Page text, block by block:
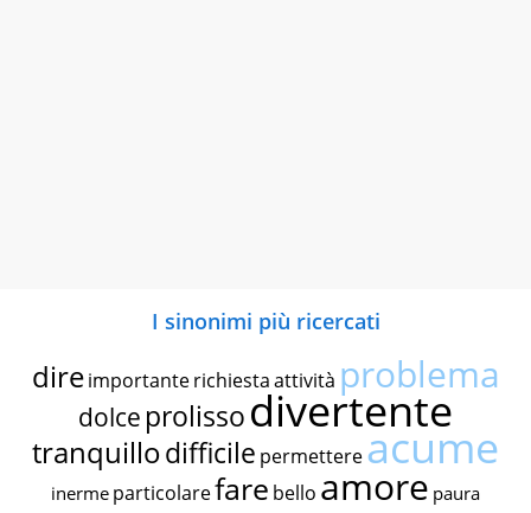
I sinonimi più ricercati
dire importante richiestaattività problema
dolce prolissodivertente
tranquillodifficile permettereacume
inerme particolarefare bello amore paura